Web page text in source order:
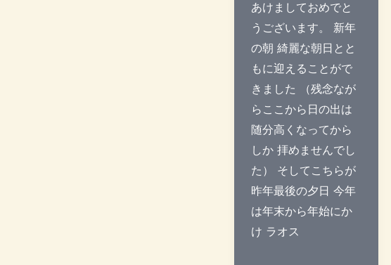
あけましておめでと
うございます。 新年
の朝 綺麗な朝日とと
もに迎えることがで
きました （残念なが
らここから日の出は
随分高くなってから
しか 拝めませんでし
た） そしてこちらが
昨年最後の夕日 今年
は年末から年始にか
け ラオス